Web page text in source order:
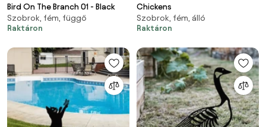
Bird On The Branch 01 - Black
Szobrok, fém, függő
Raktáron
Chickens
Szobrok, fém, álló
Raktáron